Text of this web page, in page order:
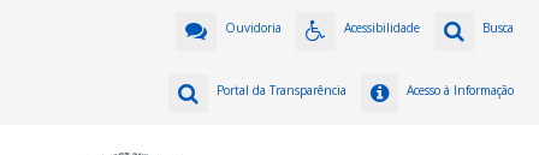
Busca
Acessibilidade
Ouvidoria
Acesso à Informação
Portal da Transparência